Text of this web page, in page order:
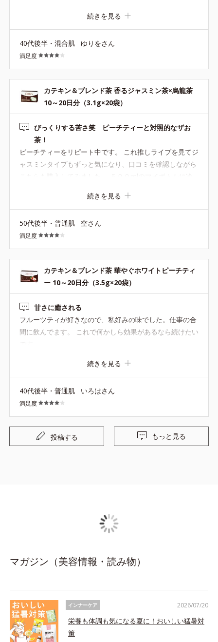
この時期なので、冷たいお水でいただきました。 サラッと
溶けてストレスフリーです。 ありがとうございました。
続きを見る
40代後半・混合肌 ゆりをさん
満足度
カテキン＆ブレンド茶 香るジャスミン茶×烏龍茶
10～20日分（3.1g×20袋）
びっくりする苦さ笑 ピーチティーと対照的なザお
茶！
ピーチティーをリピート中です。 これ推しライブを見てジ
ャスミンタイプもずっと気になり、口コミを確認しながら
こちらも購入してみました。 ５００mlのマイボトルに冷
じカテキン茶でも甘さのあるピーチティーの飲みやすさと
は真逆です。 でもしっかりとしたお茶感はこちらに軍配
が。 脂っこい食事にのお供にはこちらがぴったりだと思い
ます。 苦手なジャスミンの風味は、苦さのおかげでまぎれ
てさほど感じません(^^; カテキン×烏龍茶のいいとこどり
なお茶と割り切って、夏の水分補給に冷たくして飲みたい
なと思っています。
続きを見る
50代後半・普通肌 空さん
満足度
カテキン＆ブレンド茶 華やぐホワイトピーチティ
ー 10～20日分（3.5g×20袋）
甘さに癒される
フルーツティが好きなので、私好みの味でした。仕事の合
間に飲んでます。 これで何かしら効果があるなら続けたい
続きを見る
40代後半・普通肌 いろはさん
満足度
投稿する もっと見る
マガジン（美容情報・読み物）
インナーケア
栄養も体調も気になる夏に！おいしい猛暑対
策
2026/07/20